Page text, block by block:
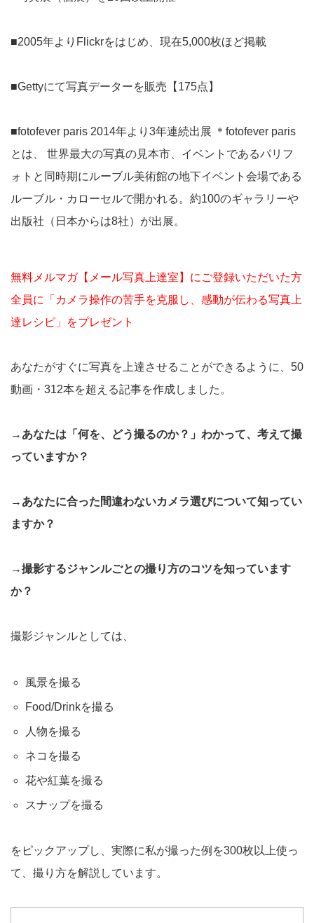
■2005年よりFlickrをはじめ、現在5,000枚ほど掲載
■Gettyにて写真データーを販売【175点】
■fotofever paris 2014年より3年連続出展 ＊fotofever paris
とは、 世界最大の写真の見本市、イベントであるパリフ
ォトと同時期にルーブル美術館の地下イベント会場である
ルーブル・カローセルで開かれる。約100のギャラリーや
出版社（日本からは8社）が出展。
無料メルマガ【メール写真上達室】にご登録いただいた方
全員に「カメラ操作の苦手を克服し、感動が伝わる写真上
達レシピ」をプレゼント
あなたがすぐに写真を上達させることができるように、50
動画・312本を超える記事を作成しました。
→あなたは「何を、どう撮るのか？」わかって、考えて撮
っていますか？
→あなたに合った間違わないカメラ選びについて知ってい
ますか？
→撮影するジャンルごとの撮り方のコツを知っています
か？
撮影ジャンルとしては、
風景を撮る
Food/Drinkを撮る
人物を撮る
ネコを撮る
花や紅葉を撮る
スナップを撮る
をピックアップし、実際に私が撮った例を300枚以上使っ
て、撮り方を解説しています。